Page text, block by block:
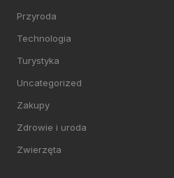
Przyroda
Technologia
Turystyka
Uncategorized
Zakupy
Zdrowie i uroda
Zwierzęta